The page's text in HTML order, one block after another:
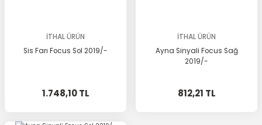
İTHAL ÜRÜN
Sis Farı Focus Sol 2019/-
1.748,10 TL
İTHAL ÜRÜN
Ayna Sinyali Focus Sağ
2019/-
812,21 TL